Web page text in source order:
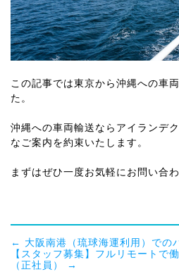
この記事では東京から沖縄への車
た。
沖縄への車両輸送ならアイランデ
なご案内を約束いたします。
まずはぜひ一度お気軽にお問い合
← 大阪南港（琉球海運利用）での
【スタッフ募集】フルリモートで
（正社員）
→